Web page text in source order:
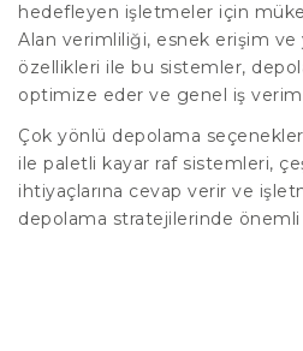
hedefleyen işletmeler için
Alan verimliliği, esnek erişim ve
özellikleri ile bu sistemler,
optimize eder ve genel iş
Çok yönlü depolama
ile paletli kayar raf sistemleri,
ihtiyaçlarına cevap verir ve
depolama stratejilerinde önemli